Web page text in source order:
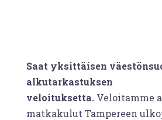
Saat yksittäisen
alkutarkastuksen
veloituksetta. Veloitamme
matkakulut Tampereen